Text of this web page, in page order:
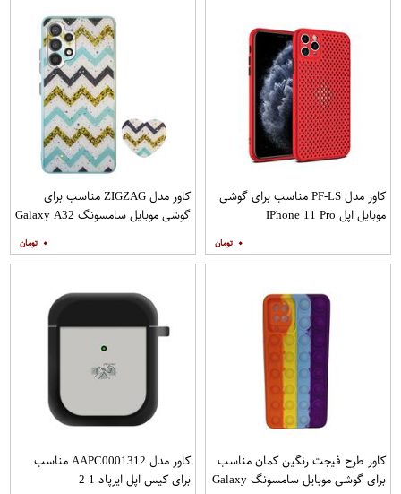
کاور مدل PF-LS مناسب برای گوشی
موبایل اپل IPhone 11 Pro
۰
کاور مدل ZIGZAG مناسب برای
گوشی موبایل سامسونگ Galaxy A32
۰
کاور طرح فیجت رنگین کمان مناسب
برای گوشی موبایل سامسونگ Galaxy
کاور مدل AAPC0001312 مناسب
برای کیس اپل ایرپاد 1 2